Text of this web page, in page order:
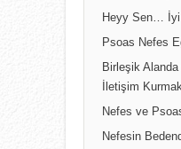
Heyy Sen… İyi
Psoas Nefes
Birleşik
İletişim
Nefes ve
Nefesin